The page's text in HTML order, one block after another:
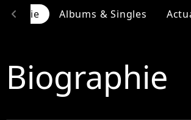
Albums & Singles
chevron_left
Biographie